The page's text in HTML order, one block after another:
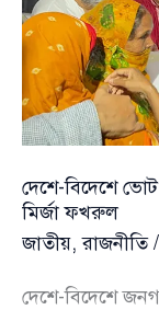
নেই
:
আমিনুল
হক
দেশে-বিদেশে
মির্জা ফখরুল
জাতীয়,রাজনীতি/
দেশে-বিদেশে